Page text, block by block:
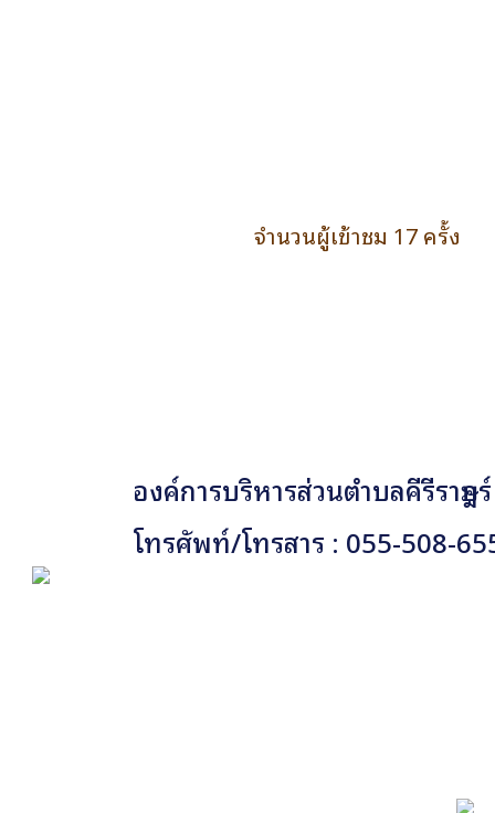
จำนวนผู้เข้าชม 17 ครั้ง
องค์การบริหารส่วนตำบลคีรีราษ
โทรศัพท์/โทรสาร : 055-508-